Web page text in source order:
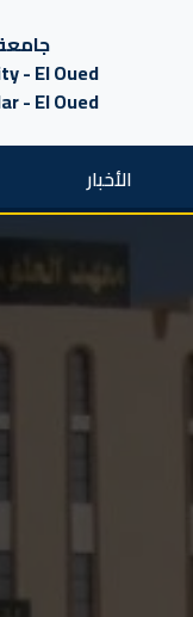
- El Oued
- El Oued
الأخبار